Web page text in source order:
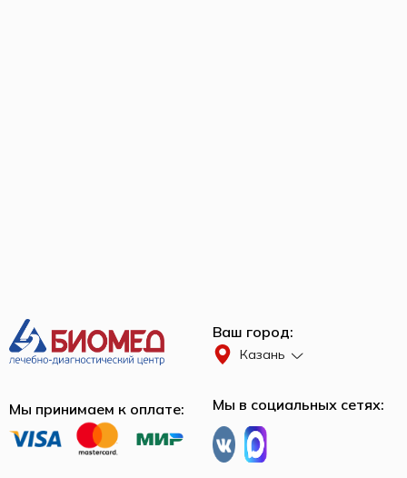
Ваш город:
Казань
Мы принимаем к оплате: Мы в социальных сетях: